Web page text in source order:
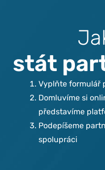
Ja
stát par
Vyplňte formulář
Domluvíme si
představíme
Podepíšeme
spolupráci